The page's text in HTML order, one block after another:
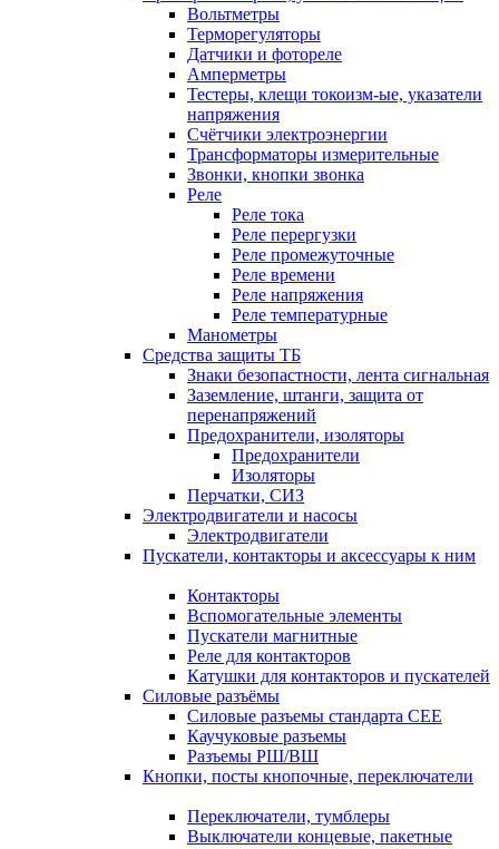
Вольтметры
Терморегуляторы
Датчики и фотореле
Амперметры
Тестеры, клещи токоизм-ые, указатели
напряжения
Счётчики электроэнергии
Трансформаторы измерительные
Звонки, кнопки звонка
Реле
Реле тока
Реле перергузки
Реле промежуточные
Реле времени
Реле напряжения
Реле температурные
Манометры
Средства защиты ТБ
Знаки безопастности, лента сигнальная
Заземление, штанги, защита от
перенапряжений
Предохранители, изоляторы
Предохранители
Изоляторы
Перчатки, СИЗ
Электродвигатели и насосы
Электродвигатели
Пускатели, контакторы и аксессуары к ним
Контакторы
Вспомогательные элементы
Пускатели магнитные
Реле для контакторов
Катушки для контакторов и пускателей
Силовые разъёмы
Силовые разъемы стандарта СЕЕ
Каучуковые разъемы
Разъемы РШ/ВШ
Кнопки, посты кнопочные, переключатели
Переключатели, тумблеры
Выключатели концевые, пакетные